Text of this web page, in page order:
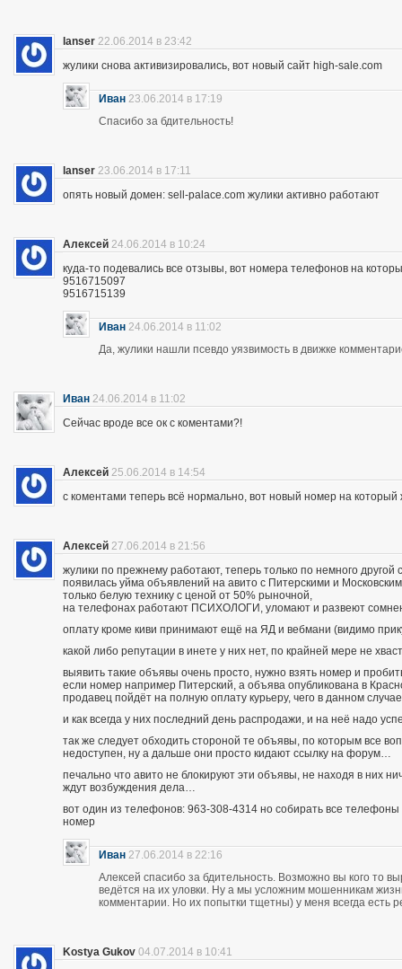
lanser 22.06.2014 в 23:42
жулики снова активизировались, вот новый сайт high-sale.com
Иван 23.06.2014 в 17:19
Спасибо за бдительность!
lanser 23.06.2014 в 17:11
опять новый домен: sell-palace.com жулики активно работают
Алексей 24.06.2014 в 10:24
куда-то подевались все отзывы, вот номера телефонов на
9516715097
9516715139
Иван 24.06.2014 в 11:02
Да, жулики нашли псевдо уязвимость в движке
Иван 24.06.2014 в 11:02
Сейчас вроде все ок с коментами?!
Алексей 25.06.2014 в 14:54
с коментами теперь всё нормально, вот новый номер на
Алексей 27.06.2014 в 21:56
жулики по прежнему работают, теперь только по немного другой
появилась уйма объявлений на авито с Питерскими и
только белую технику с ценой от 50% рыночной,
на телефонах работают ПСИХОЛОГИ, уломают и развеют
оплату кроме киви принимают ещё на ЯД и вебмани (видимо
какой либо репутации в инете у них нет, по крайней мере не
выявить такие объявы очень просто, нужно взять номер и
если номер например Питерский, а объява опубликована в
продавец пойдёт на полную оплату курьеру, чего в данном
и как всегда у них последний день распродажи, и на неё надо
так же следует обходить стороной те объявы, по которым все
недоступен, ну а дальше они просто кидают ссылку на форум…
печально что авито не блокируют эти объявы, не находя в них
ждут возбуждения дела…
вот один из телефонов: 963-308-4314 но собирать все
номер
Иван 27.06.2014 в 22:16
Алексей спасибо за бдительность. Возможно вы кого то
ведётся на их уловки. Ну а мы усложним мошенникам
комментарии. Но их попытки тщетны) у меня всегда есть
Kostya Gukov 04.07.2014 в 10:41